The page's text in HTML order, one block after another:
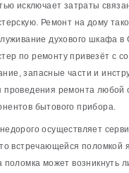
исключает затраты
Ремонт на дому
духового шкафа в
по ремонту привезёт с
запасные части и
проведения ремонта любой
бытового прибора.
осуществляет
встречающейся поломкой
поломка может возникнуть